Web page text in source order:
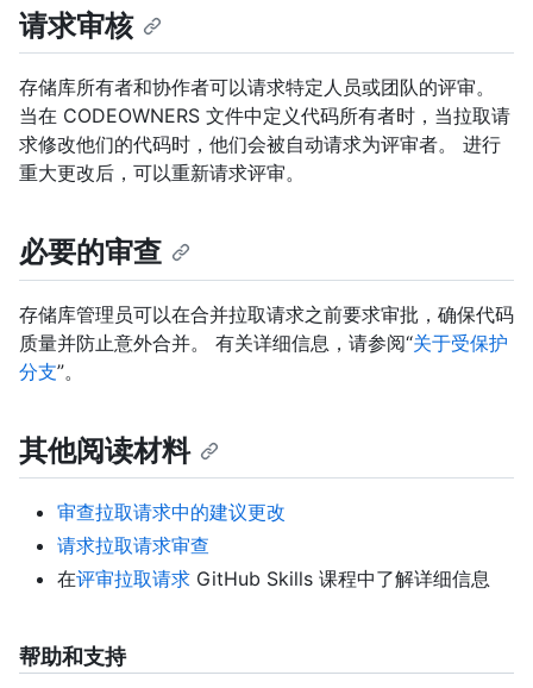
请求审核
存储库所有者和协作者可以请求特定人员或团队的评审。
当在 CODEOWNERS 文件中定义代码所有者时，当拉取请
求修改他们的代码时，他们会被自动请求为评审者。 进行
重大更改后，可以重新请求评审。
必要的审查
存储库管理员可以在合并拉取请求之前要求审批，确保代码
质量并防止意外合并。 有关详细信息，请参阅“关于受保护
分支”。
其他阅读材料
审查拉取请求中的建议更改
请求拉取请求审查
在评审拉取请求 GitHub Skills 课程中了解详细信息
帮助和支持